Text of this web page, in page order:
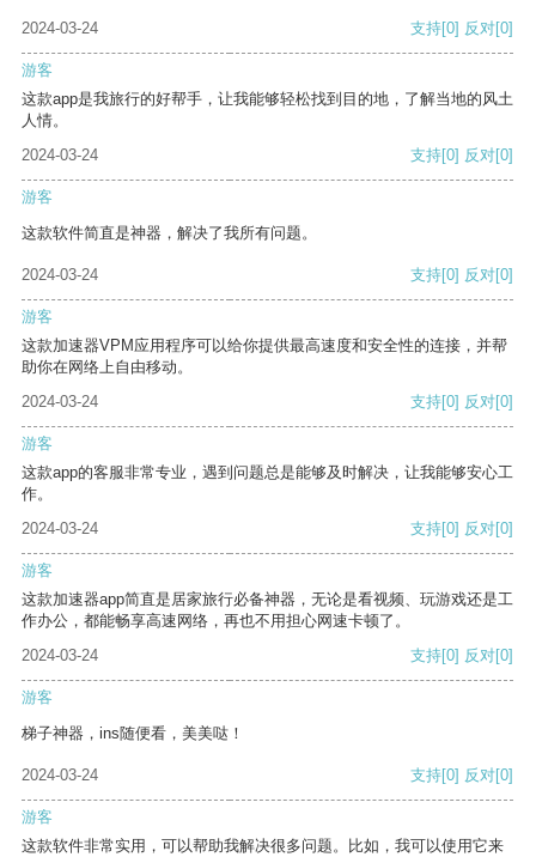
2024-03-24 支持[0] 反对[0]
游客
这款app是我旅行的好帮手，让我能够轻松找到目的地，了解当地的风土
人情。
2024-03-24
支持[0] 反对[0]
游客
这款软件简直是神器，解决了我所有问题。
2024-03-24 支持[0] 反对[0]
游客
这款加速器VPM应用程序可以给你提供最高速度和安全性的连接，并帮
助你在网络上自由移动。
2024-03-24
支持[0] 反对[0]
游客
这款app的客服非常专业，遇到问题总是能够及时解决，让我能够安心工
作。
2024-03-24
支持[0] 反对[0]
游客
这款加速器app简直是居家旅行必备神器，无论是看视频、玩游戏还是工
作办公，都能畅享高速网络，再也不用担心网速卡顿了。
2024-03-24
支持[0] 反对[0]
游客
梯子神器，ins随便看，美美哒！
2024-03-24 支持[0] 反对[0]
游客
这款软件非常实用，可以帮助我解决很多问题。比如，我可以使用它来